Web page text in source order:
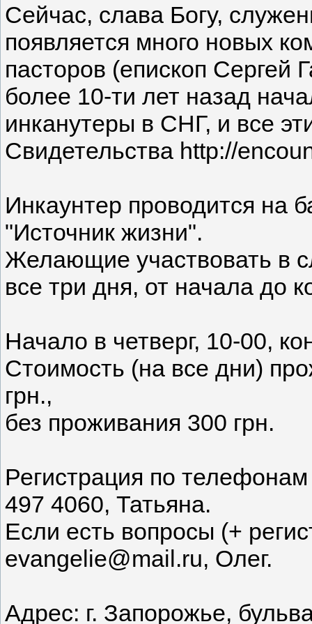
Сейчас, слава Богу,
появляется много новых
пасторов (епископ Сергей
более 10-ти лет назад
инканутеры в СНГ, и все
Свидетельства http://
Инкаунтер проводится на
"Источник жизни".
Желающие участвовать в
все три дня, от начала до
Начало в четверг, 10-00,
Стоимость (на все дни)
грн.,
без проживания 300 грн.
Регистрация по
497 4060, Татьяна.
Если есть вопросы (+
evangelie@mail.ru, Олег.
Адрес: г. Запорожье,